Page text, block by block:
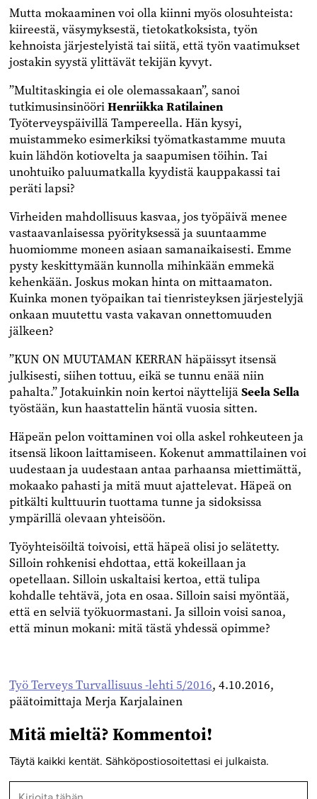
Mutta mokaaminen voi olla kiinni myös olosuhteista:
kiireestä, väsymyksestä, tietokatkoksista, työn
kehnoista järjestelyistä tai siitä, että työn vaatimukset
jostakin syystä ylittävät tekijän kyvyt.
”Multitaskingia ei ole olemassakaan”, sanoi
tutkimusinsinööriHenriikka Ratilainen
Työterveyspäivillä Tampereella. Hän kysyi,
muistammeko esimerkiksi työmatkastamme muuta
kuin lähdön kotiovelta ja saapumisen töihin. Tai
unohtuiko paluumatkalla kyydistä kauppakassi tai
peräti lapsi?
Virheiden mahdollisuus kasvaa, jos työpäivä menee
vastaavanlaisessa pyörityksessä ja suuntaamme
huomiomme moneen asiaan samanaikaisesti. Emme
pysty keskittymään kunnolla mihinkään emmekä
kehenkään. Joskus mokan hinta on mittaamaton.
Kuinka monen työpaikan tai tienristeyksen järjestelyjä
onkaan muutettu vasta vakavan onnettomuuden
jälkeen?
”KUN ON MUUTAMAN KERRAN häpäissyt itsensä
julkisesti, siihen tottuu, eikä se tunnu enää niin
pahalta.” Jotakuinkin noin kertoi näyttelijäSeela Sella
työstään, kun haastattelin häntä vuosia sitten.
Häpeän pelon voittaminen voi olla askel rohkeuteen ja
itsensä likoon laittamiseen. Kokenut ammattilainen voi
uudestaan ja uudestaan antaa parhaansa miettimättä,
mokaako pahasti ja mitä muut ajattelevat. Häpeä on
pitkälti kulttuurin tuottama tunne ja sidoksissa
ympärillä olevaan yhteisöön.
Työyhteisöiltä toivoisi, että häpeä olisi jo selätetty.
Silloin rohkenisi ehdottaa, että kokeillaan ja
opetellaan. Silloin uskaltaisi kertoa, että tulipa
kohdalle tehtävä, jota en osaa. Silloin saisi myöntää,
että en selviä työkuormastani. Ja silloin voisi sanoa,
että minun mo­kani: mitä tästä yhdessä opimme?
Työ Terveys Turvallisuus -lehti 5/2016, 4.10.2016,
päätoimittaja Merja Karjalainen
Mitä mieltä? Kommentoi!
Täytä kaikki kentät. Sähköpostiosoitettasi ei julkaista.